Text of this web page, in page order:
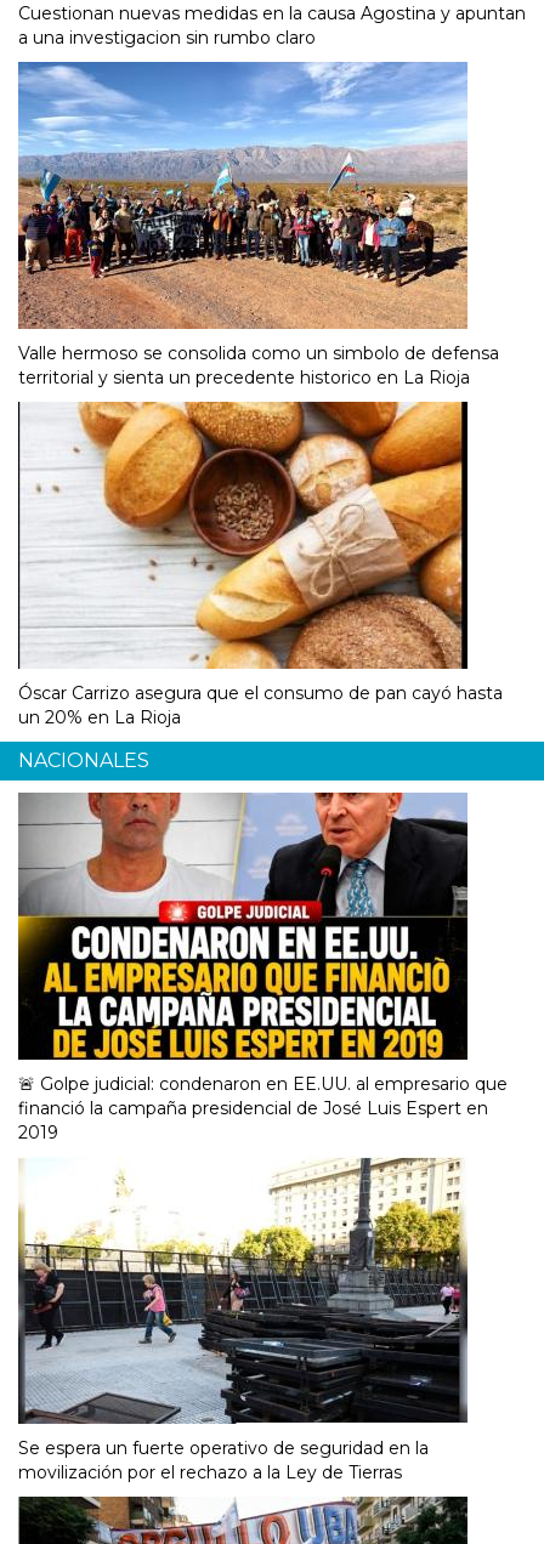
Cuestionan nuevas medidas en la causa Agostina y apuntan
a una investigacion sin rumbo claro
Valle hermoso se consolida como un simbolo de defensa
territorial y sienta un precedente historico en La Rioja
Óscar Carrizo asegura que el consumo de pan cayó hasta
un 20% en La Rioja
NACIONALES
🚨 Golpe judicial: condenaron en EE.UU. al empresario que
financió la campaña presidencial de José Luis Espert en
2019
Se espera un fuerte operativo de seguridad en la
movilización por el rechazo a la Ley de Tierras